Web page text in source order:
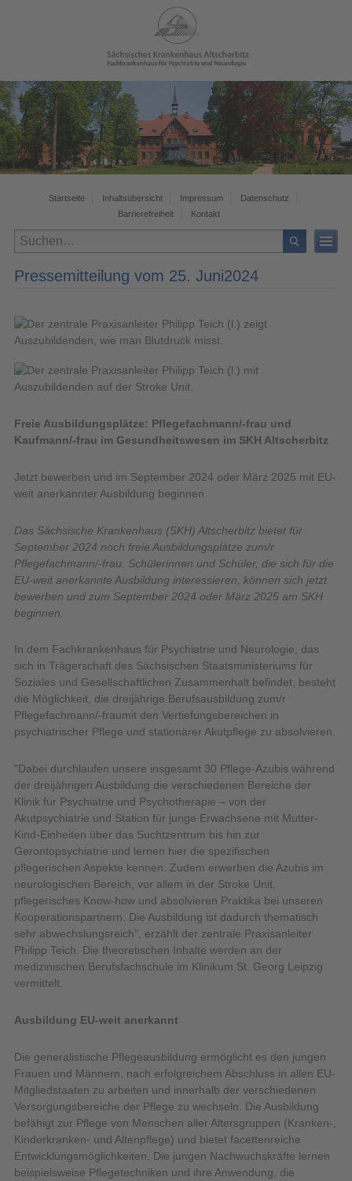
Startseite Inhaltsübersicht Impressum
Datenschutz
Barrierefreiheit
Kontakt
Pressemitteilung vom 25. Juni2024
Freie Ausbildungsplätze: Pflegefachmann/-frau und
Kaufmann/-frau im Gesundheitswesen im SKH Altscherbitz
Jetzt bewerben und im September 2024 oder März 2025 mit EU-
weit anerkannter Ausbildung beginnen
Das Sächsische Krankenhaus (SKH) Altscherbitz bietet für
September 2024 noch freie Ausbildungsplätze zum/r
Pflegefachmann/-frau. Schülerinnen und Schüler, die sich für die
EU-weit anerkannte Ausbildung interessieren, können sich jetzt
bewerben und zum September 2024 oder März 2025 am SKH
beginnen.
In dem Fachkrankenhaus für Psychiatrie und Neurologie, das
sich in Trägerschaft des Sächsischen Staatsministeriums für
Soziales und Gesellschaftlichen Zusammenhalt befindet, besteht
die Möglichkeit, die dreijährige Berufsausbildung zum/r
Pflegefachmann/-fraumit den Vertiefungsbereichen in
psychiatrischer Pflege und stationärer Akutpflege zu absolvieren.
"Dabei durchlaufen unsere insgesamt 30 Pflege-Azubis während
der dreijährigen Ausbildung die verschiedenen Bereiche der
Klinik für Psychiatrie und Psychotherapie – von der
Akutpsychiatrie und Station für junge Erwachsene mit Mutter-
Kind-Einheiten über das Suchtzentrum bis hin zur
Gerontopsychiatrie und lernen hier die spezifischen
pflegerischen Aspekte kennen. Zudem erwerben die Azubis im
neurologischen Bereich, vor allem in der Stroke Unit,
pflegerisches Know-how und absolvieren Praktika bei unseren
Kooperationspartnern. Die Ausbildung ist dadurch thematisch
sehr abwechslungsreich", erzählt der zentrale Praxisanleiter
Philipp Teich. Die theoretischen Inhalte werden an der
medizinischen Berufsfachschule im Klinikum St. Georg Leipzig
vermittelt.
Ausbildung EU-weit anerkannt
Die generalistische Pflegeausbildung ermöglicht es den jungen
Frauen und Männern, nach erfolgreichem Abschluss in allen EU-
Mitgliedstaaten zu arbeiten und innerhalb der verschiedenen
Versorgungsbereiche der Pflege zu wechseln. Die Ausbildung
befähigt zur Pflege von Menschen aller Altersgruppen (Kranken-,
Kinderkranken- und Altenpflege) und bietet facettenreiche
Entwicklungsmöglichkeiten. Die jungen Nachwuchskräfte lernen
beispielsweise Pflegetechniken und ihre Anwendung, die